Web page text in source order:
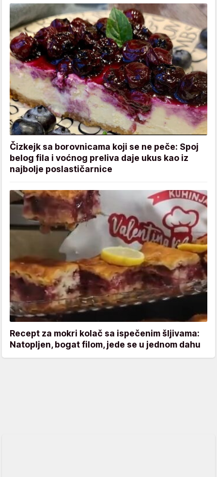
Čizkejk sa borovnicama koji se ne peče: Spoj
belog fila i voćnog preliva daje ukus kao iz
najbolje poslastičarnice
Recept za mokri kolač sa ispečenim šljivama:
Natopljen, bogat filom, jede se u jednom dahu